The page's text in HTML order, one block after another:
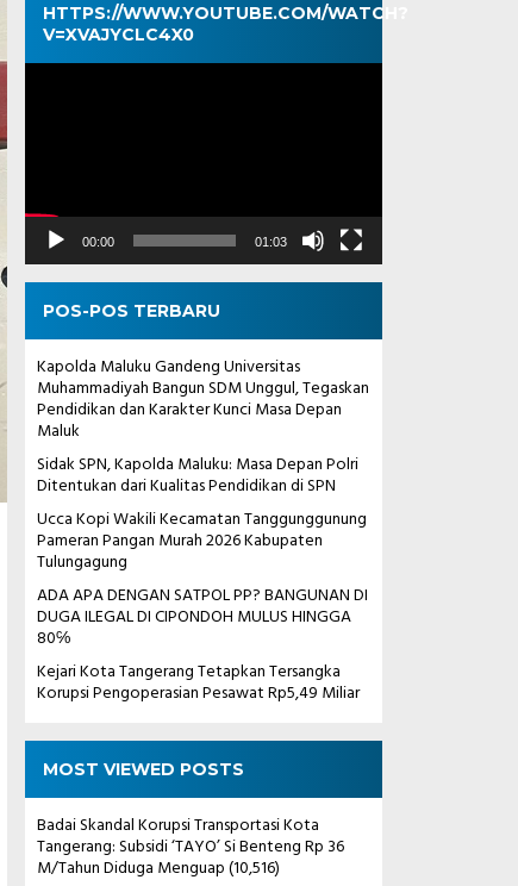
HTTPS://WWW.YOUTUBE.COM/WATCH?
V=XVAJYCLC4X0
Pemutar
00:00 01:03
POS-POS TERBARU
Kapolda Maluku Gandeng Universitas
Muhammadiyah Bangun SDM Unggul, Tegaskan
Pendidikan dan Karakter Kunci Masa Depan
Maluk
Sidak SPN, Kapolda Maluku: Masa Depan Polri
Ditentukan dari Kualitas Pendidikan di SPN
Ucca Kopi Wakili Kecamatan Tanggunggunung
Pameran Pangan Murah 2026 Kabupaten
Tulungagung
ADA APA DENGAN SATPOL PP? BANGUNAN DI
DUGA ILEGAL DI CIPONDOH MULUS HINGGA
80℅
Kejari Kota Tangerang Tetapkan Tersangka
Korupsi Pengoperasian Pesawat Rp5,49 Miliar
MOST VIEWED POSTS
Badai Skandal Korupsi Transportasi Kota
Tangerang: Subsidi ‘TAYO’ Si Benteng Rp 36
M/Tahun Diduga Menguap(10,516)